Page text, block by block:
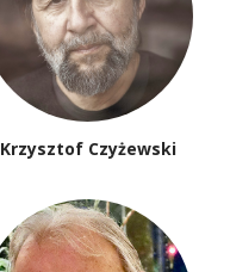
Krzysztof Czyżewski